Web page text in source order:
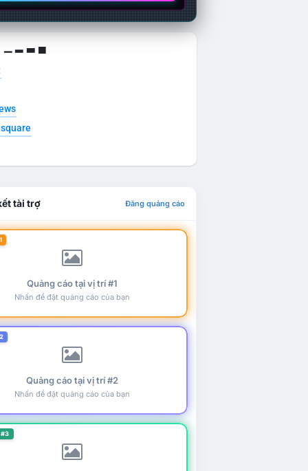
▁ ▂ ▃ ▄
tài trợ Đăng quảng cáo
Quảng cáo tại vị trí #1
Nhấn để đặt quảng cáo của bạn
Quảng cáo tại vị trí #2
Nhấn để đặt quảng cáo của bạn